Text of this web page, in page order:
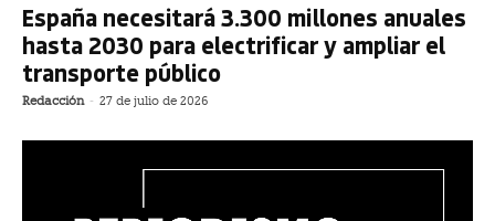
España necesitará 3.300 millones anuales
hasta 2030 para electrificar y ampliar el
transporte público
Redacción - 27 de julio de 2026